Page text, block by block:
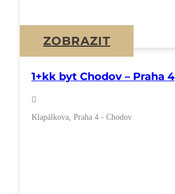
ZOBRAZIT
1+kk byt Chodov – Praha 4
Klapálkova, Praha 4 - Chodov